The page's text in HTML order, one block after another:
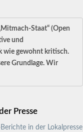
Staat“ (Open
und
wie gewohnt kritisch.
Grundlage. Wir
Presse
in der Lokalpresse